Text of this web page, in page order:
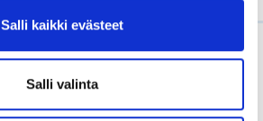
Salli kaikki evästeet
Salli valinta